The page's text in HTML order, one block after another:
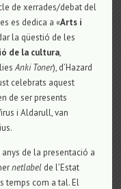
de xerrades/debat del
es dedica a «Arts i
la qüestió de les
de la cultura,
Anki Toner), d’Hazard
celebrats aquest
de ser presents
i Aldarull, van
de la presentació a
netlabel de l’Estat
temps com a tal. El